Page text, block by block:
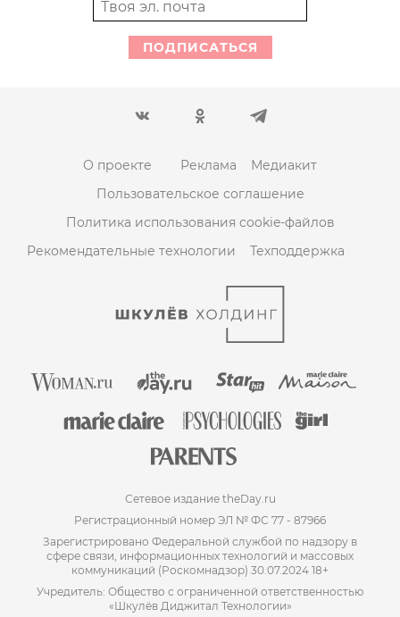
ПОДПИСАТЬСЯ
О проекте Реклама
Медиакит
Пользовательское соглашение
Политика использования cookie-файлов
Рекомендательные технологии
Техподдержка
Сетевое издание theDay.ru
Регистрационный номер ЭЛ № ФС 77 - 87966
Зарегистрировано Федеральной службой по надзору в
сфере связи, информационных технологий и массовых
коммуникаций (Роскомнадзор) 30.07.2024 18+
Учредитель: Общество с ограниченной ответственностью
«Шкулёв Диджитал Технологии»